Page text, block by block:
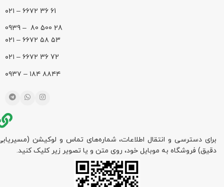
61 36 ۶۶۷۲ – ۰۲۱
28 500 80 – 0939
۵۳ ۵۸ ۶۶۷۲ – ۰۲۱
72 36 ۶۶۷۲ – ۰۲۱
۸۸۴۴ ۱۸۴ – ۰۹۳۷
برای دسترسی و انتقال اطلاعات، شماره‌های تماس و لوکیشن
دقیق) فروشگاه به موبایل خود، روی متن و یا تصویر زیر کلیک کنید.